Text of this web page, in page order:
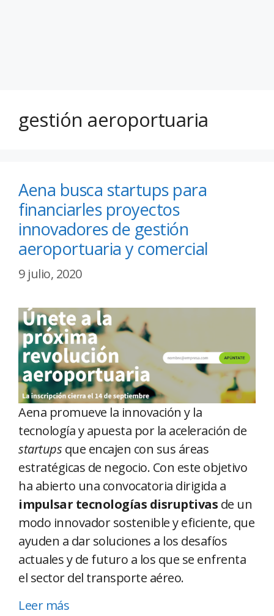
gestión aeroportuaria
Aena busca startups para
financiarles proyectos
innovadores de gestión
aeroportuaria y comercial
9 julio, 2020
Aena promueve la innovación y la
tecnología y apuesta por la aceleración de
startups que encajen con sus áreas
estratégicas de negocio. Con este objetivo
ha abierto una convocatoria dirigida a
impulsar tecnologías disruptivas de un
modo innovador sostenible y eficiente, que
ayuden a dar soluciones a los desafíos
actuales y de futuro a los que se enfrenta
el sector del transporte aéreo.
Leer más